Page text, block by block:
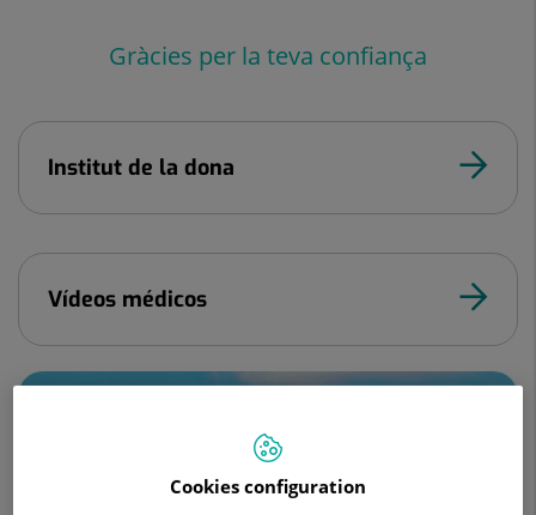
Gràcies per la teva confiança
Institut de la dona
Vídeos médicos
Cookies configuration